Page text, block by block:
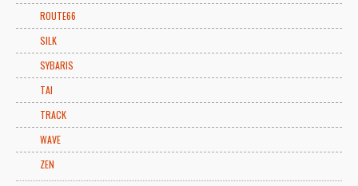
ROUTE66
SILK
SYBARIS
TAI
TRACK
WAVE
ZEN